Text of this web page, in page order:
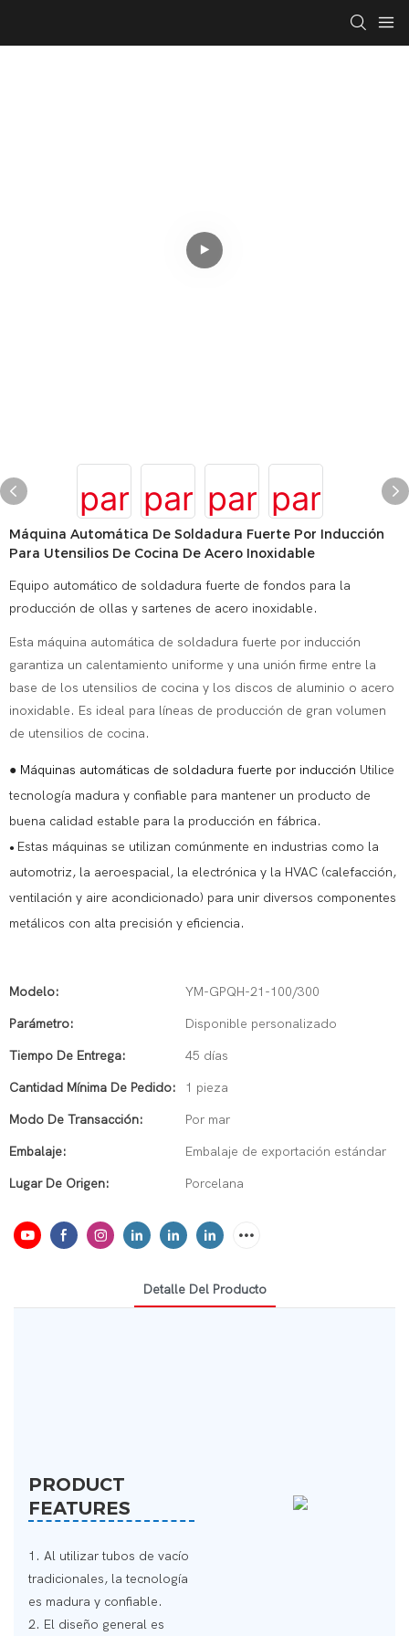
Máquina Automática De Soldadura Fuerte Por Inducción
Para Utensilios De Cocina De Acero Inoxidable
Equipo automático de soldadura fuerte de fondos para la
producción de ollas y sartenes de acero inoxidable.
Esta máquina automática de soldadura fuerte por inducción
garantiza un calentamiento uniforme y una unión firme entre la
base de los utensilios de cocina y los discos de aluminio o acero
inoxidable. Es ideal para líneas de producción de gran volumen
de utensilios de cocina.
● Máquinas automáticas de soldadura fuerte por inducción Utilice
tecnología madura y confiable para mantener un producto de
buena calidad estable para la producción en fábrica.
● Estas máquinas se utilizan comúnmente en industrias como la
automotriz, la aeroespacial, la electrónica y la HVAC (calefacción,
ventilación y aire acondicionado) para unir diversos componentes
metálicos con alta precisión y eficiencia.
Modelo: YM-GPQH-21-100/300
Parámetro: Disponible personalizado
Tiempo De Entrega: 45 días
Cantidad Mínima De Pedido: 1 pieza
Modo De Transacción: Por mar
Embalaje: Embalaje de exportación estándar
Lugar De Origen: Porcelana
Detalle Del Producto
PRODUCT
FEATURES
1. Al utilizar tubos de vacío
tradicionales, la tecnología
es madura y confiable.
2. El diseño general es